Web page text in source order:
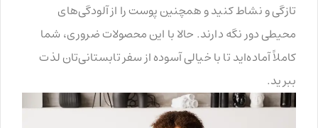
تازگی و نشاط کنید و همچنین پوست را از آلودگی‌های
محیطی دور نگه دارند. حالا با این محصولات ضروری، شما
کاملاً آماده‌اید تا با خیالی آسوده از سفر تابستانی‌تان لذت
ببرید.